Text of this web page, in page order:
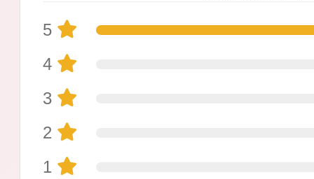
5
4
3
2
1